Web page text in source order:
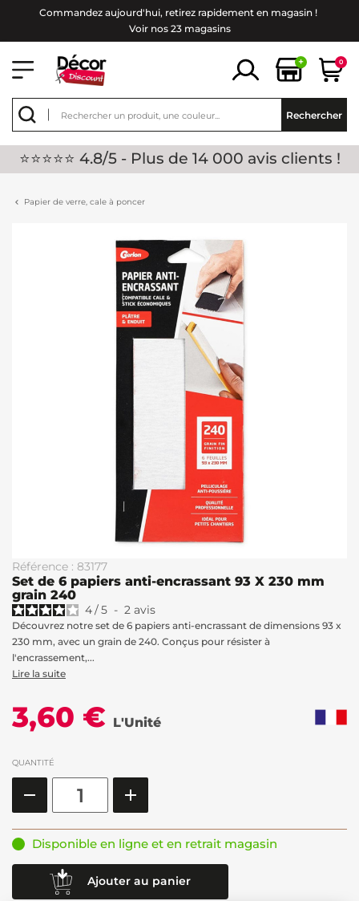
Commandez aujourd'hui, retirez rapidement en magasin !
Voir nos 23 magasins
+ 0
Rechercher
⭐⭐⭐⭐⭐ 4.8/5 - Plus de 14 000 avis clients !
Papier de verre, cale à poncer
Référence : 83177
Set de 6 papiers anti-encrassant 93 X 230 mm
grain 240
4/5 - 2 avis
Découvrez notre set de 6 papiers anti-encrassant de dimensions 93 x
230 mm, avec un grain de 240. Conçus pour résister à
l'encrassement,...
Lire la suite
3,60 € L'Unité
QUANTITÉ
Disponible en ligne et en retrait magasin
Ajouter au panier